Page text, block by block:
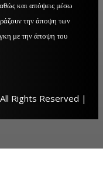
και απόψεις μέσω
την άποψη των
με την άποψη του
Rights Reserved |